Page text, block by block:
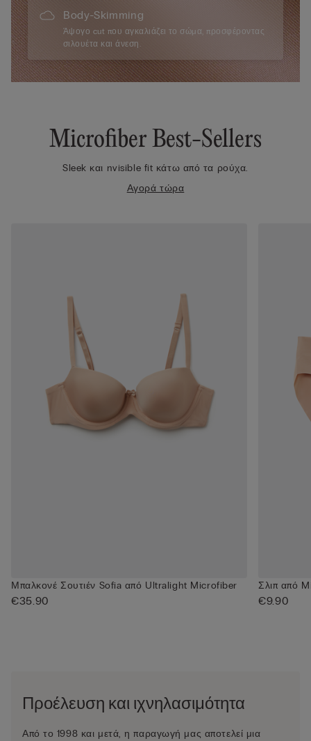
Body-Skimming
Άψογο cut που αγκαλιάζει το σώμα, προσφέροντας
σιλουέτα και άνεση.
Microfiber Best-Sellers
Sleek και nvisible fit κάτω από τα ρούχα.
Αγορά τώρα
Μπαλκονέ Σουτιέν Sofia από Ultralight Microfiber
€35.90
Σλιπ από
€9.90
Προέλευση και ιχνηλασιμότητα
Από το 1998 και μετά, η παραγωγή μας αποτελεί μια